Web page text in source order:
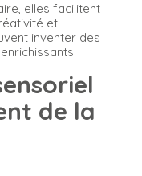
elles facilitent
et
inventer des
de la